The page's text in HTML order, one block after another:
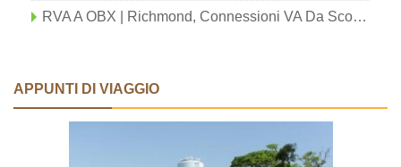
RVA A OBX | Richmond, Connessioni VA Da Scoprire Nelle Outer Banks
APPUNTI DI VIAGGIO